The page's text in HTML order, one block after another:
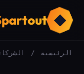
الرئيسية /